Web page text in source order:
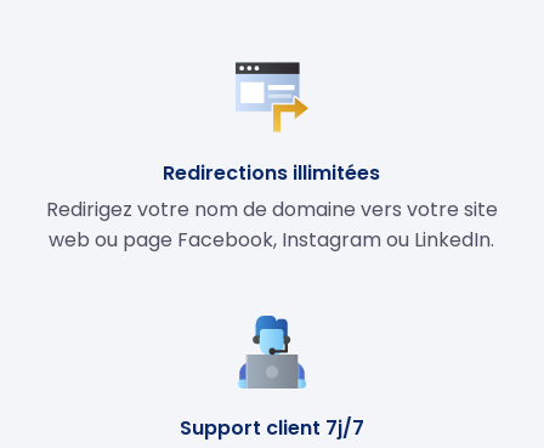
Redirections illimitées
Redirigez votre nom de domaine vers votre site
web ou page Facebook, Instagram ou LinkedIn.
Support client 7j/7